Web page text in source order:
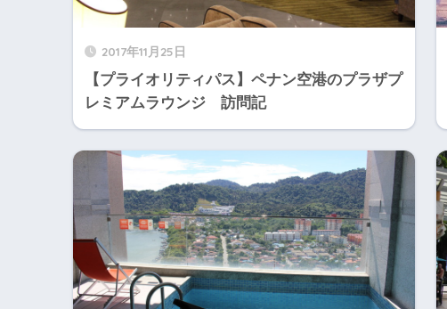
2017年11月25日
【プライオリティパス】ペナン空港のプラザプ
レミアムラウンジ 訪問記